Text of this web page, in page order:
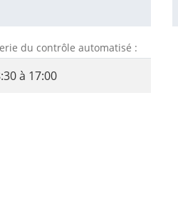
du contrôle automatisé :
à 17:00